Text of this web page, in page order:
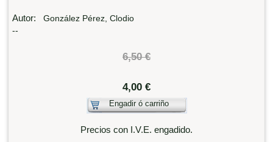
Autor: González Pérez, Clodio
--
6,50 €
4,00 €
Engadir ó carriño
Precios con I.V.E. engadido.